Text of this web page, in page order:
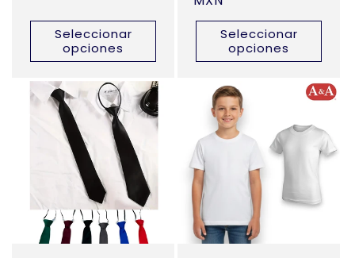
Seleccionar
opciones
Seleccionar
opciones